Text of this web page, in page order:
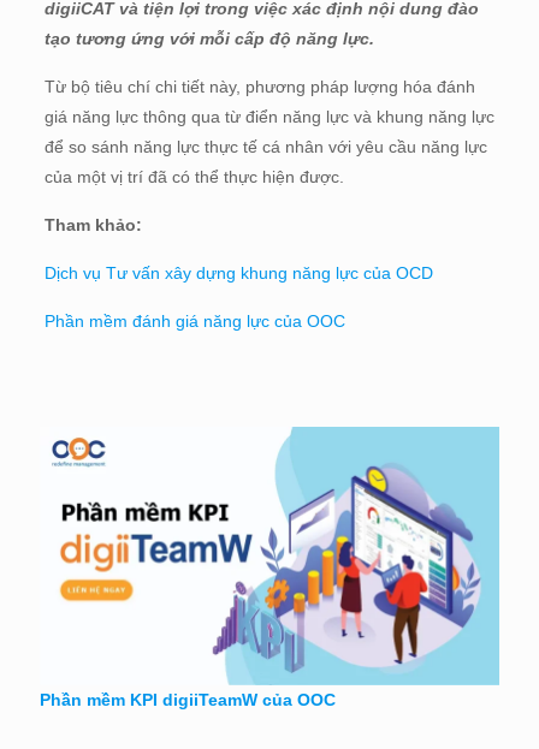
digiiCAT và tiện lợi trong việc xác định nội dung đào
tạo tương ứng với mỗi cấp độ năng lực.
Từ bộ tiêu chí chi tiết này, phương pháp lượng hóa đánh
giá năng lực thông qua từ điển năng lực và khung năng lực
để so sánh năng lực thực tế cá nhân với yêu cầu năng lực
của một vị trí đã có thể thực hiện được.
Tham khảo:
Dịch vụ Tư vấn xây dựng khung năng lực của OCD
Phần mềm đánh giá năng lực của OOC
Phần mềm KPI digiiTeamW của OOC